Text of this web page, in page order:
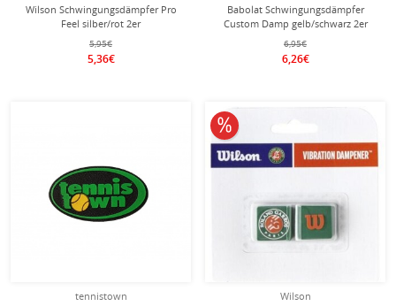
Wilson Schwingungsdämpfer Pro
Feel silber/rot 2er
5,95€
5,36€
Babolat Schwingungsdämpfer
Custom Damp gelb/schwarz 2er
6,95€
6,26€
tennistown
Wilson
10% reduziert